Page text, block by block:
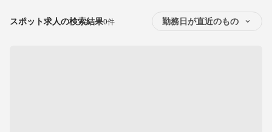
スポット求人の検索結果0件 勤務日が直近のもの